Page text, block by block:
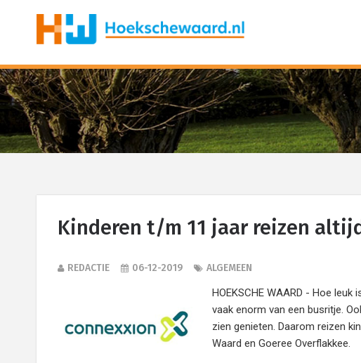
Kinderen t/m 11 jaar reizen
REDACTIE 06-12-2019 ALGEMEEN
HOEKSCHE WAARD - Hoe
vaak enorm van een busritje.
zien genieten. Daarom reizen
Waard en Goeree Overflakkee.